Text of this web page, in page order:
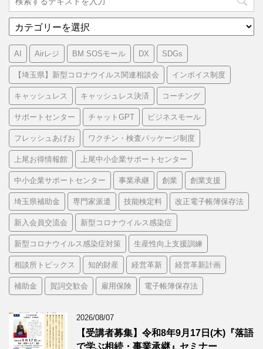
テ
ゴ
リ
AI Airレジ BM SOSモール DX SDGs
【埼玉県】新型コロナウイルス関連相談会 インボイス制度
キャッシュレス キャッシュレス決済 コーチング
サポートセンター チャットGPT ビジネスモール
フレッシュあげお ワクチン・検査パッケージ制度
上尾お得情報館 上尾中小企業サポートセンター
中小企業サポートセンター 事業承継 創業 創業支援
埼玉県補助金 専門家派遣 技能検定料 改正電子帳簿保存法
新入会員交流会 新型コロナウイルス感染症
新型コロナウイルス感染症対策 生産性向上支援訓練
相談所トピックス 知的財産 経営革新 経営革新計画
補助金 賀詞交歓会 雇用保険 電子帳簿保存法
2026/08/07
【受講者募集】令和8年9月17日(木)『落語
で学ぶ相続・事業承継』セミナー